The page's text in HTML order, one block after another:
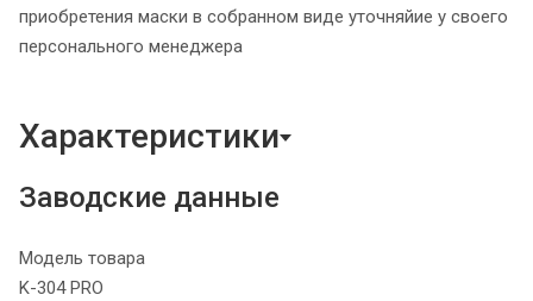
приобретения маски в собранном виде уточняйие у своего
персонального менеджера
Характеристики
Заводские данные
Модель товара
K-304 PRO